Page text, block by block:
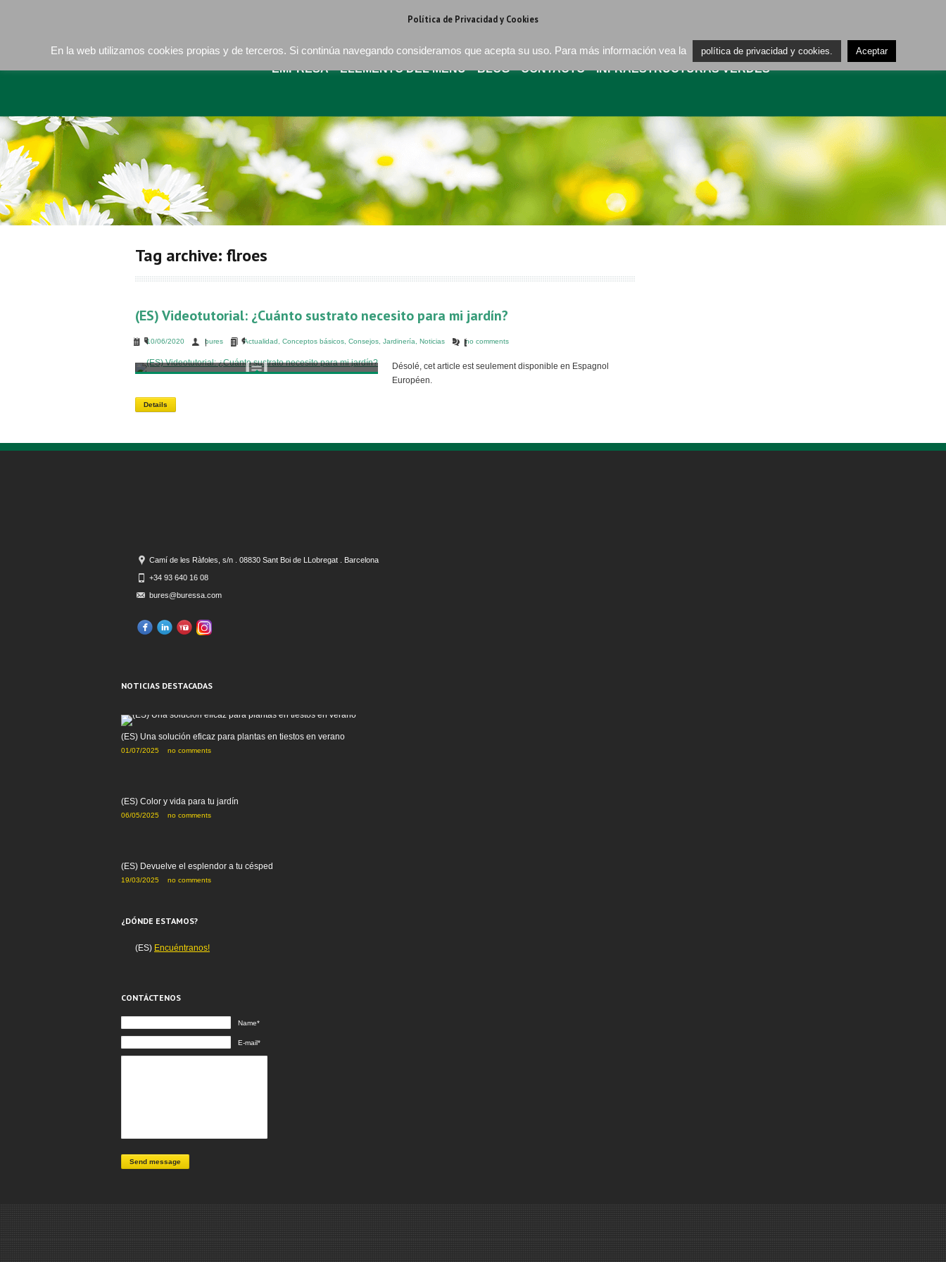
EMPRESA ELEMENTO DEL MENÚ BLOG CONTACTO INFRAESTRUCTURAS VERDES
Tag archive: flroes
(ES) Videotutorial: ¿Cuánto sustrato necesito para mi jardín?
10/06/2020 bures Actualidad Conceptos básicos Consejos Jardinería Noticias no comments
Désolé, cet article est seulement disponible en Espagnol
Européen.
Details
Camí de les Ràfoles, s/n . 08830 Sant Boi de LLobregat . Barcelona
+34 93 640 16 08
bures@buressa.com
NOTICIAS DESTACADAS
(ES) Una solución eficaz para plantas en tiestos en verano
01/07/2025 no comments
(ES) Color y vida para tu jardín
06/05/2025 no comments
(ES) Devuelve el esplendor a tu césped
19/03/2025 no comments
¿DÓNDE ESTAMOS?
(ES) Encuéntranos!
CONTÁCTENOS
Name*
E-mail*
Send message
Política de Privacidad y Cookies
En la web utilizamos cookies propias y de terceros. Si continúa navegando consideramos que acepta su uso. Para más información vea la política de privacidad y cookies. Aceptar